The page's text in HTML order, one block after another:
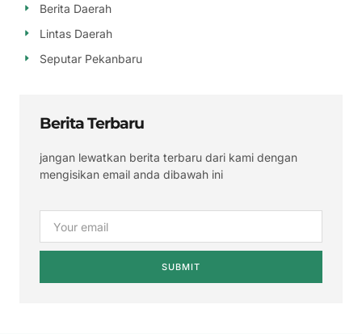
Berita Daerah
Lintas Daerah
Seputar Pekanbaru
Berita Terbaru
jangan lewatkan berita terbaru dari kami dengan
mengisikan email anda dibawah ini
SUBMIT